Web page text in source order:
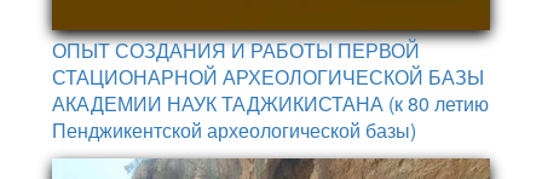
ОПЫТ СОЗДАНИЯ И РАБОТЫ ПЕРВОЙ
СТАЦИОНАРНОЙ АРХЕОЛОГИЧЕСКОЙ БАЗЫ
АКАДЕМИИ НАУК ТАДЖИКИСТАНА (к 80 летию
Пенджикентской археологической базы)